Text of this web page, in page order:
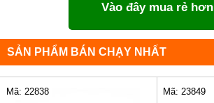
Vào đây mua rẻ hơn
SẢN PHẨM BÁN CHẠY NHẤT
Mã: 22838 Mã: 23849